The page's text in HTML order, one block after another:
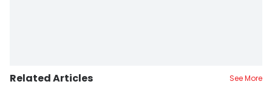
Related Articles See More